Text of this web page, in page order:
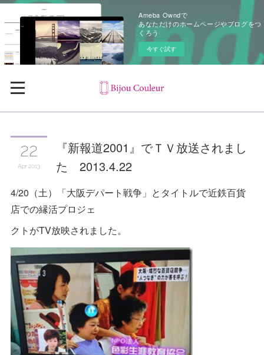
Ameba Owndで
あなただけのホームページやブログをつ
くろう
今すぐ試す
22
Apr 2013
『新報道2001』でＴＶ放送されまし
た 2013.4.22
4/20（土）「大阪デパート戦争」とタイトルで近鉄百貨
店での縁活プロジェ
クトがTV放映されました。